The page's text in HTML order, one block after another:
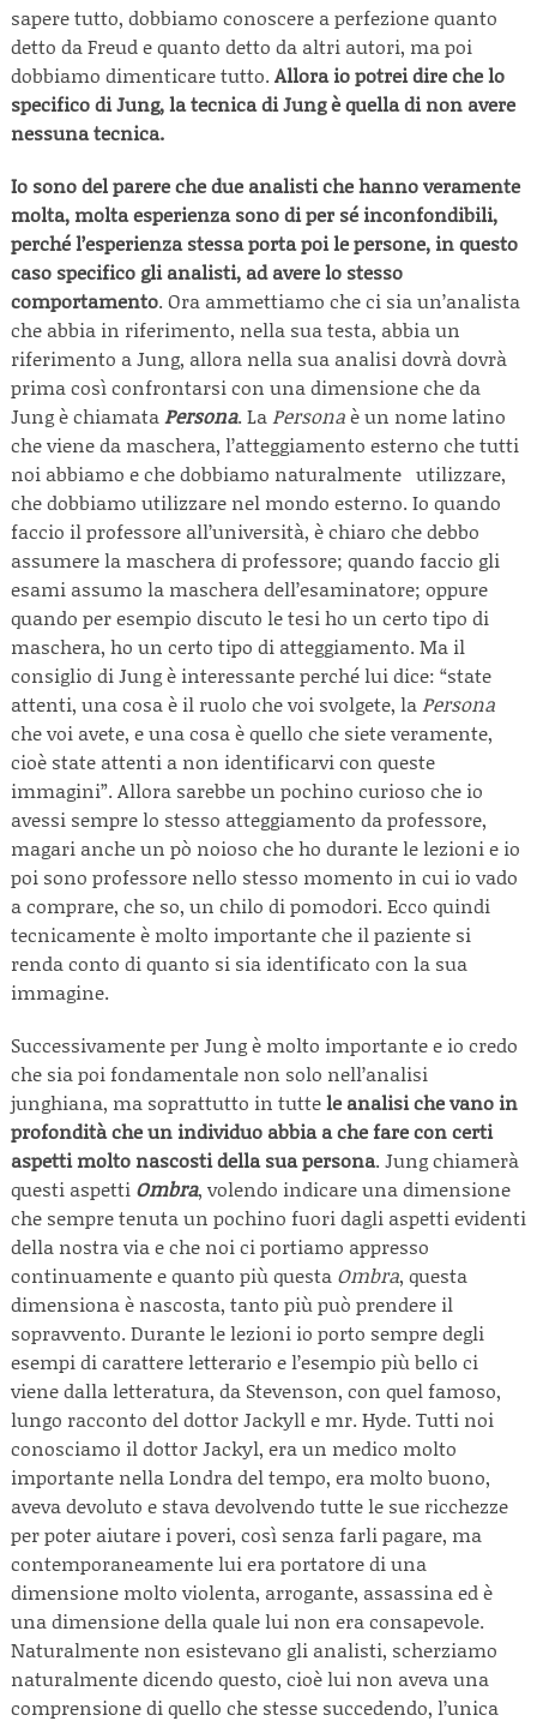
sapere tutto, dobbiamo conoscere a perfezione quanto
detto da Freud e quanto detto da altri autori, ma poi
dobbiamo dimenticare tutto. Allora io potrei dire che lo
specifico di Jung, la tecnica di Jung è quella di non avere
nessuna tecnica.
Io sono del parere che due analisti che hanno veramente
molta, molta esperienza sono di per sé inconfondibili,
perché l’esperienza stessa porta poi le persone, in questo
caso specifico gli analisti, ad avere lo stesso
comportamento. Ora ammettiamo che ci sia un’analista
che abbia in riferimento, nella sua testa, abbia un
riferimento a Jung, allora nella sua analisi dovrà dovrà
prima così confrontarsi con una dimensione che da
Jung è chiamataPersona. LaPersonaè un nome latino
che viene da maschera, l’atteggiamento esterno che tutti
noi abbiamo e che dobbiamo naturalmente utilizzare,
che dobbiamo utilizzare nel mondo esterno. Io quando
faccio il professore all’università, è chiaro che debbo
assumere la maschera di professore; quando faccio gli
esami assumo la maschera dell’esaminatore; oppure
quando per esempio discuto le tesi ho un certo tipo di
maschera, ho un certo tipo di atteggiamento. Ma il
consiglio di Jung è interessante perché lui dice: “state
attenti, una cosa è il ruolo che voi svolgete, laPersona
che voi avete, e una cosa è quello che siete veramente,
cioè state attenti a non identificarvi con queste
immagini”. Allora sarebbe un pochino curioso che io
avessi sempre lo stesso atteggiamento da professore,
magari anche un pò noioso che ho durante le lezioni e io
poi sono professore nello stesso momento in cui io vado
a comprare, che so, un chilo di pomodori. Ecco quindi
tecnicamente è molto importante che il paziente si
renda conto di quanto si sia identificato con la sua
immagine.
Successivamente per Jung è molto importante e io credo
che sia poi fondamentale non solo nell’analisi
junghiana, ma soprattutto in tuttele analisi che vano in
profondità che un individuo abbia a che fare con certi
aspetti molto nascosti della sua persona. Jung chiamerà
questi aspetti Ombra, volendo indicare una dimensione
che sempre tenuta un pochino fuori dagli aspetti evidenti
della nostra via e che noi ci portiamo appresso
continuamente e quanto più questa Ombra, questa
dimensiona è nascosta, tanto più può prendere il
sopravvento. Durante le lezioni io porto sempre degli
esempi di carattere letterario e l’esempio più bello ci
viene dalla letteratura, da Stevenson, con quel famoso,
lungo racconto del dottor Jackyll e mr. Hyde. Tutti noi
conosciamo il dottor Jackyl, era un medico molto
importante nella Londra del tempo, era molto buono,
aveva devoluto e stava devolvendo tutte le sue ricchezze
per poter aiutare i poveri, così senza farli pagare, ma
contemporaneamente lui era portatore di una
dimensione molto violenta, arrogante, assassina ed è
una dimensione della quale lui non era consapevole.
Naturalmente non esistevano gli analisti, scherziamo
naturalmente dicendo questo, cioè lui non aveva una
comprensione di quello che stesse succedendo, l’unica